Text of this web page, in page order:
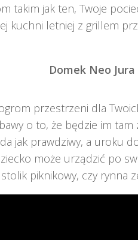
takim jak ten, Twoje
kuchni letniej z grillem
Domek Neo Jura
przestrzeni dla
o to, że będzie im tam
jak prawdziwy, a uroku
może urządzić po
piknikowy, czy rynna